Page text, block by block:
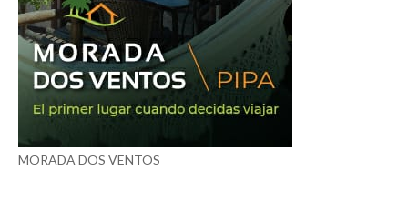
MORADA DOS VENTOS